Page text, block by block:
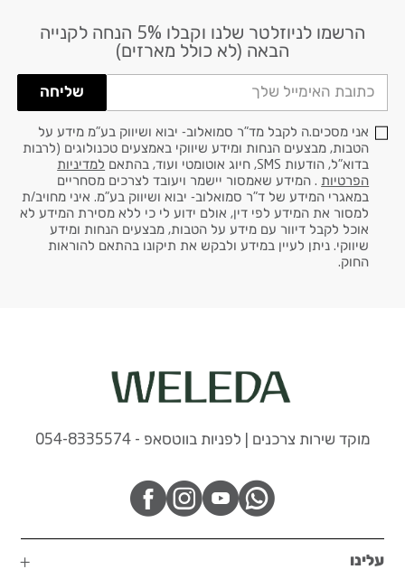
הרשמו לניוזלטר שלנו וקבלו 5% הנחה לקנייה
הבאה (לא כולל מארזים)
דוא׳׳ל
שליחה
אני מסכים.ה לקבל מד"ר סמואלוב- יבוא ושיווק בע"מ מידע על
הטבות, מבצעים הנחות ומידע שיווקי באמצעים טכנולוגים (לרבות
בדוא"ל, הודעות SMS, חיוג אוטומטי ועוד, בהתאם
למדיניות
הפרטיות . המידע שאמסור יישמר ויעובד לצרכים מסחריים
במאגרי המידע של ד"ר סמואלוב- יבוא ושיווק בע"מ. איני מחויב/ת
למסור את המידע לפי דין, אולם ידוע לי כי ללא מסירת המידע לא
אוכל לקבל דיוור עם מידע על הטבות, מבצעים הנחות ומידע
שיווקי. ניתן לעיין במידע ולבקש את תיקונו בהתאם להוראות
החוק.
מוקד שירות צרכנים | לפניות בווטסאפ - 054-8335574
עלינו